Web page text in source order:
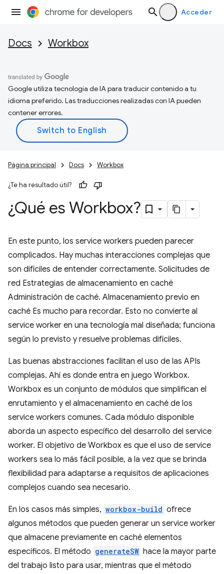
Acceder
Docs Workbox
Google utiliza tecnología de IA para traducir contenido a tu
idioma preferido. Las traducciones realizadas con IA pueden
contener errores.
Página principal Docs Workbox
¿Te ha resultado útil?
¿Qué es Workbox?
En este punto, los service workers pueden parecer
complicados. Hay muchas interacciones complejas que
son difíciles de entender correctamente. Solicitudes de
red Estrategias de almacenamiento en caché
Administración de caché. Almacenamiento previo en
caché Es mucho para recordar. Esto no convierte al
service worker en una tecnología mal diseñada; funciona
según lo previsto y resuelve problemas difíciles.
Las buenas abstracciones facilitan el uso de las APIs
complejas. Ahí es donde entra en juego Workbox.
Workbox es un conjunto de módulos que simplifican el
enrutamiento y el almacenamiento en caché de los
service workers comunes. Cada módulo disponible
aborda un aspecto específico del desarrollo del service
worker. El objetivo de Workbox es que el uso de service
workers sea lo más fácil posible, a la vez que se brinda
flexibilidad para adaptarse a requisitos de aplicaciones
complejos cuando sea necesario.
En los casos más simples, workbox-build ofrece
algunos métodos que pueden generar un service worker
que almacene previamente en caché elementos
específicos. El método generateSW hace la mayor parte
del trabajo listo para usar, mientras que el método